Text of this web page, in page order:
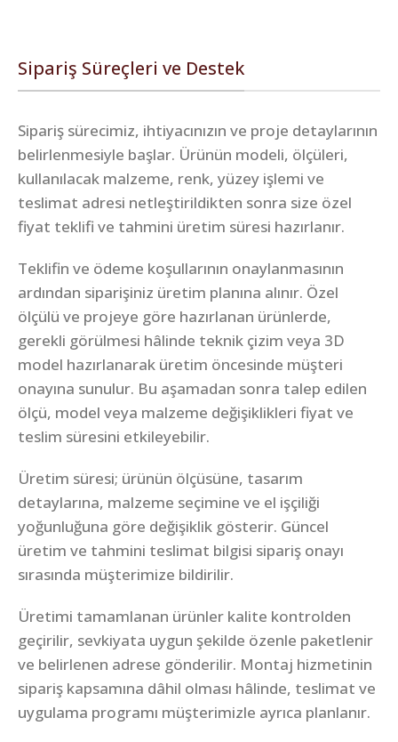
Sipariş Süreçleri ve Destek
Sipariş sürecimiz, ihtiyacınızın ve proje detaylarının
belirlenmesiyle başlar. Ürünün modeli, ölçüleri,
kullanılacak malzeme, renk, yüzey işlemi ve
teslimat adresi netleştirildikten sonra size özel
fiyat teklifi ve tahmini üretim süresi hazırlanır.
Teklifin ve ödeme koşullarının onaylanmasının
ardından siparişiniz üretim planına alınır. Özel
ölçülü ve projeye göre hazırlanan ürünlerde,
gerekli görülmesi hâlinde teknik çizim veya 3D
model hazırlanarak üretim öncesinde müşteri
onayına sunulur. Bu aşamadan sonra talep edilen
ölçü, model veya malzeme değişiklikleri fiyat ve
teslim süresini etkileyebilir.
Üretim süresi; ürünün ölçüsüne, tasarım
detaylarına, malzeme seçimine ve el işçiliği
yoğunluğuna göre değişiklik gösterir. Güncel
üretim ve tahmini teslimat bilgisi sipariş onayı
sırasında müşterimize bildirilir.
Üretimi tamamlanan ürünler kalite kontrolden
geçirilir, sevkiyata uygun şekilde özenle paketlenir
ve belirlenen adrese gönderilir. Montaj hizmetinin
sipariş kapsamına dâhil olması hâlinde, teslimat ve
uygulama programı müşterimizle ayrıca planlanır.